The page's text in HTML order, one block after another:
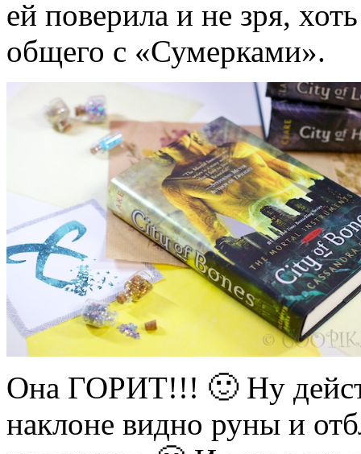
ей поверила и не зря,
общего с «Сумерками».
Она ГОРИТ!!! 🙂 Ну
наклоне видно руны и